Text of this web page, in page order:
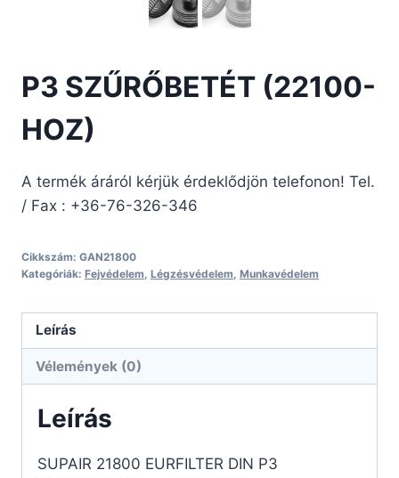
P3 SZŰRŐBETÉT (22100-
HOZ)
A termék áráról kérjük érdeklődjön telefonon! Tel.
/ Fax : +36-76-326-346
Cikkszám: GAN21800
Kategóriák: Fejvédelem Légzésvédelem Munkavédelem
Leírás
Vélemények (0)
Leírás
SUPAIR 21800 EURFILTER DIN P3